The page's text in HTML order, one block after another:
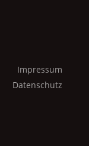
Impressum
Datenschutz